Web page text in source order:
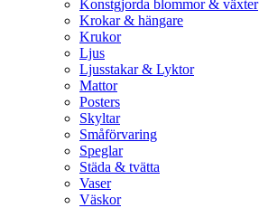
Konstgjorda blommor & växter
Krokar & hängare
Krukor
Ljus
Ljusstakar & Lyktor
Mattor
Posters
Skyltar
Småförvaring
Speglar
Städa & tvätta
Vaser
Väskor